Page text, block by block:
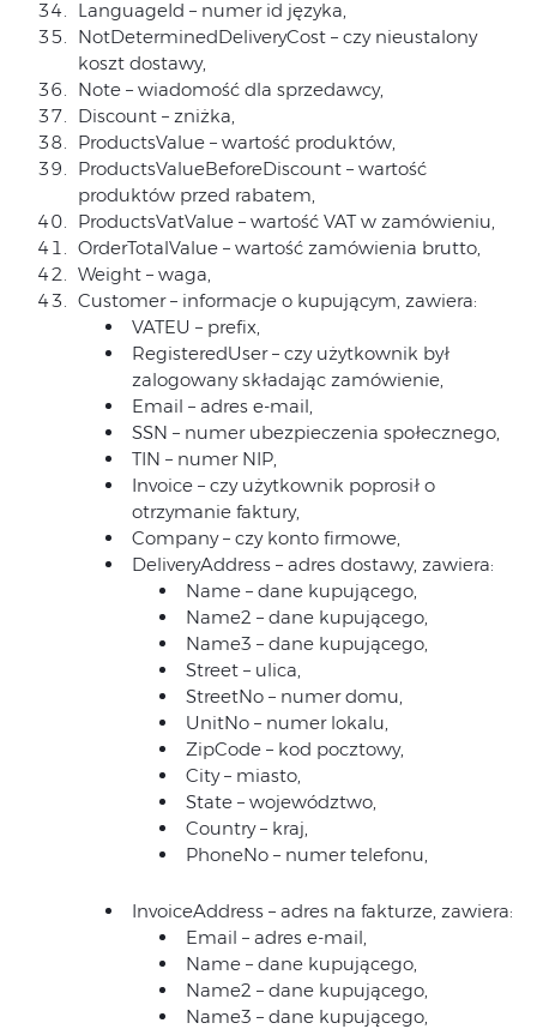
LanguageId – numer id języka,
NotDeterminedDeliveryCost – czy nieustalony
koszt dostawy,
Note – wiadomość dla sprzedawcy,
Discount – zniżka,
ProductsValue – wartość produktów,
ProductsValueBeforeDiscount – wartość
produktów przed rabatem,
ProductsVatValue – wartość VAT w zamówieniu,
OrderTotalValue – wartość zamówienia brutto,
Weight – waga,
Customer – informacje o kupującym, zawiera:
VATEU – prefix,
RegisteredUser – czy użytkownik był
zalogowany składając zamówienie,
Email – adres e-mail,
SSN – numer ubezpieczenia społecznego,
TIN – numer NIP,
Invoice – czy użytkownik poprosił o
otrzymanie faktury,
Company – czy konto firmowe,
DeliveryAddress – adres dostawy, zawiera:
Name – dane kupującego,
Name2 – dane kupującego,
Name3 – dane kupującego,
Street – ulica,
StreetNo – numer domu,
UnitNo – numer lokalu,
ZipCode – kod pocztowy,
City – miasto,
State – województwo,
Country – kraj,
PhoneNo – numer telefonu,
InvoiceAddress – adres na fakturze, zawiera:
Email – adres e-mail,
Name – dane kupującego,
Name2 – dane kupującego,
Name3 – dane kupującego,